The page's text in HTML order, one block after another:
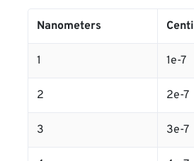
Nanometers
1 1e-7
2 2e-7
3 3e-7